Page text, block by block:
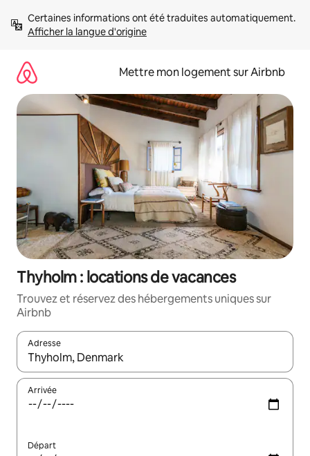
directement
Afficher la langue d'origine
Mettre mon logement sur Airbnb
Thyholm : locations de vacances
Trouvez et réservez des hébergements uniques sur
Airbnb
Adresse
Lorsque les résultats s'affichent, utilisez les flèches vers le
Arrivée
Départ